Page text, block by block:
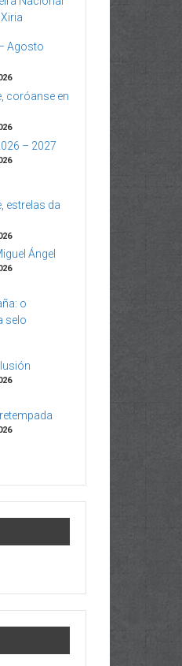
Agosto
coróanse en
– 2027
estrelas da
Ángel
o
selo